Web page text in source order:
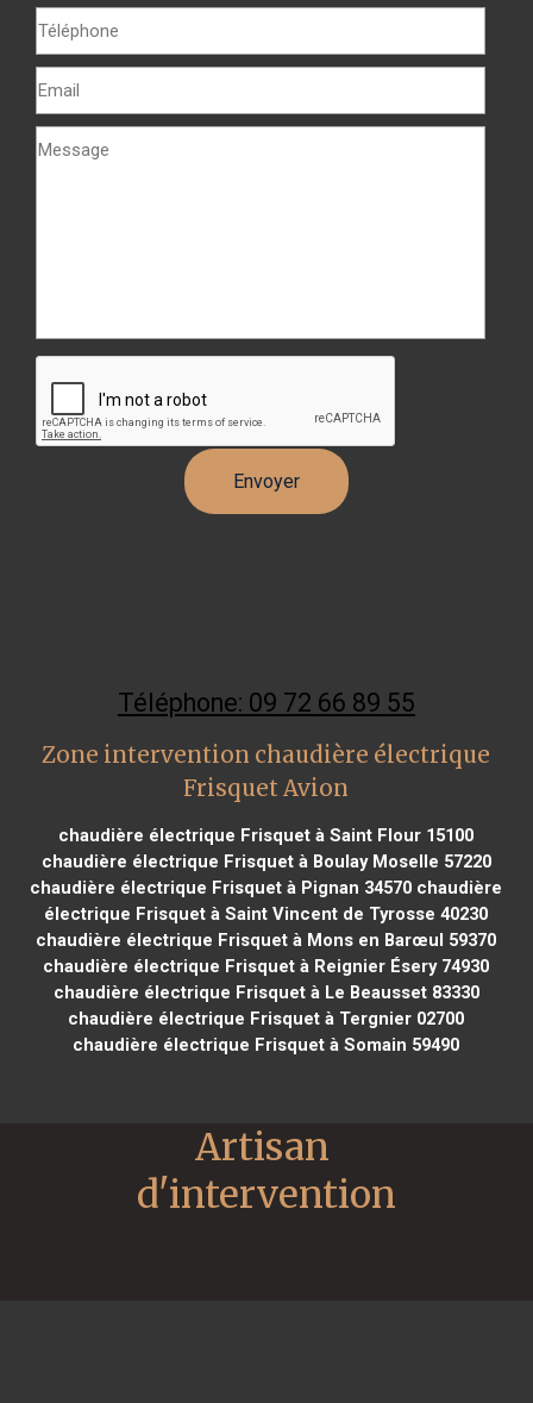
Téléphone: 09 72 66 89 55
Zone intervention chaudière électrique
Frisquet Avion
chaudière électrique Frisquet à Saint Flour 15100
chaudière électrique Frisquet à Boulay Moselle 57220
chaudière électrique Frisquet à Pignan 34570 chaudière
électrique Frisquet à Saint Vincent de Tyrosse 40230
chaudière électrique Frisquet à Mons en Barœul 59370
chaudière électrique Frisquet à Reignier Ésery 74930
chaudière électrique Frisquet à Le Beausset 83330
chaudière électrique Frisquet à Tergnier 02700
chaudière électrique Frisquet à Somain 59490
Artisan
d'intervention